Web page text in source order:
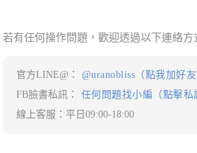
若有任何操作問題，歡迎透過以下連絡方
官方LINE@：
@uranobliss（點我加好友
FB臉書私訊：
任何問題找小編（點擊私
線上客服：平日09:00-18:00